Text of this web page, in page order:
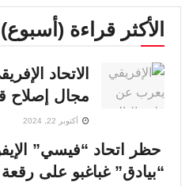
الأكثر قراءة (أسبوع)
الاتحاد
مجال إصلاح
أكتوبر 22, 2024
حظر اتحاد “فيسي”
“بيادق” غباغبو على